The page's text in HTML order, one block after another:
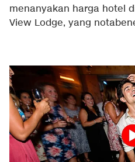
menanyakan harga hotel
View Lodge, yang